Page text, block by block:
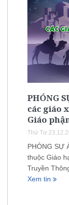
PHÓNG
các giáo
Giáo
Thứ Tư
PHÓNG SỰ
thuộc Giáo
Truyền
Xem tin